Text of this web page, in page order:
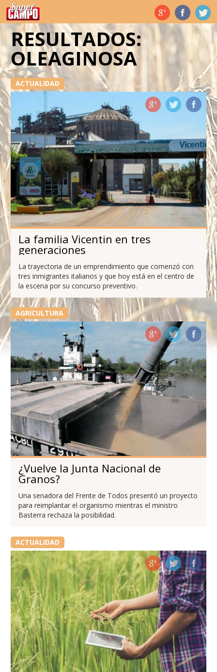
Temas de hoy
RESULTADOS:
OLEAGINOSA
ACTUALIDAD
La familia Vicentin en tres
generaciones
La trayectoria de un emprendimiento que comenzó con
tres inmigrantes italianos y que hoy está en el centro de
la escena por su concurso preventivo.
AGRICULTURA
¿Vuelve la Junta Nacional de
Granos?
Una senadora del Frente de Todos presentó un proyecto
para reimplantar el organismo mientras el ministro
Basterra rechaza la posibilidad.
ACTUALIDAD